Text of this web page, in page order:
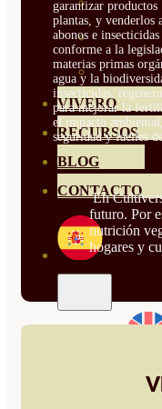
VIVERO
RECURSOS
BLOG
CONTACTO
garantizar
plantas, y venderlos
abonos e
conforme a la
materias primas
agua y la
insecticidas,
para mejorar la
el impacto
seguridad y fáciles
En
futuro. Por
nutrición
hogares y